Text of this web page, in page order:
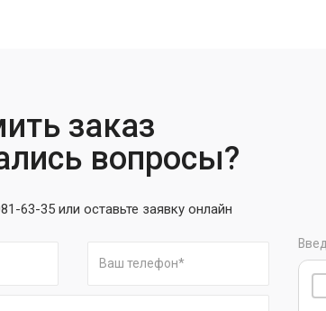
заказ
вопросы?
63-35 или оставьте заявку онлайн